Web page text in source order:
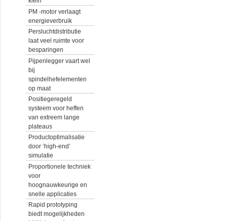
PM -motor verlaagt
energieverbruik
Persluchtdistributie
laat veel ruimte voor
besparingen
Pijpenlegger vaart wel
bij
spindelhefelementen
op maat
Positiegeregeld
systeem voor heffen
van extreem lange
plateaus
Productoptimalisatie
door ‘high-end’
simulatie
Proportionele techniek
voor
hoognauwkeurige en
snelle applicaties
Rapid prototyping
biedt mogelijkheden